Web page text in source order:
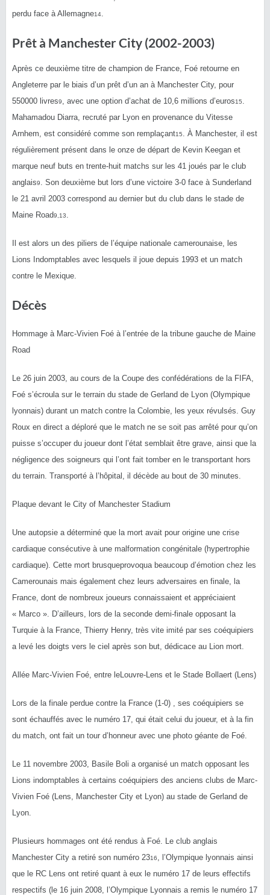
perdu face à Allemagne14
Prêt à Manchester City (2002-2003)
Après ce deuxième titre de champion de France, Foé retourne en
Angleterre par le biais d’un prêt d’un an à Manchester City, pour
550000 livres9 , avec une option d’achat de 10,6 millions d’euros15
Mahamadou Diarra, recruté par Lyon en provenance du Vitesse
Arnhem, est considéré comme son remplaçant15
. À Manchester, il est
régulièrement présent dans le onze de départ de Kevin Keegan et
marque neuf buts en trente-huit matchs sur les 41 joués par le club
anglais9
. Son deuxième but lors d’une victoire 3-0 face à Sunderland
le 21 avril 2003 correspond au dernier but du club dans le stade de
Maine Road9 13
Il est alors un des piliers de l’équipe nationale camerounaise, les
Lions Indomptables avec lesquels il joue depuis 1993 et un match
contre le Mexique.
Décès
Hommage à Marc-Vivien Foé à l’entrée de la tribune gauche de Maine
Road
Le 26 juin 2003 , au cours de la Coupe des confédérations de la FIFA,
Foé s’écroula sur le terrain du stade de Gerland de Lyon (Olympique
lyonnais) durant un match contre la Colombie, les yeux révulsés. Guy
Roux en direct a déploré que le match ne se soit pas arrêté pour qu’on
puisse s’occuper du joueur dont l’état semblait être grave, ainsi que la
négligence des soigneurs qui l’ont fait tomber en le transportant hors
du terrain. Transporté à l’hôpital, il décède au bout de 30 minutes.
Plaque devant le City of Manchester Stadium
Une autopsie a déterminé que la mort avait pour origine une crise
cardiaque consécutive à une malformation congénitale (hypertrophie
cardiaque). Cette mort brusqueprovoqua beaucoup d’émotion chez les
Camerounais mais également chez leurs adversaires en finale, la
France, dont de nombreux joueurs connaissaient et appréciaient
« Marco ». D’ailleurs, lors de la seconde demi-finale opposant la
Turquie à la France, Thierry Henry, très vite imité par ses coéquipiers
a levé les doigts vers le ciel après son but, dédicace au Lion mort.
Allée Marc-Vivien Foé, entre leLouvre-Lens et le Stade Bollaert (Lens)
Lors de la finale perdue contre la France (1-0) , ses coéquipiers se
sont échauffés avec le numéro 17, qui était celui du joueur, et à la fin
du match, ont fait un tour d’honneur avec une photo géante de Foé.
Le 11 novembre 2003, Basile Boli a organisé un match opposant les
Lions indomptables à certains coéquipiers des anciens clubs de Marc-
Vivien Foé (Lens, Manchester City et Lyon) au stade de Gerland de
Lyon.
Plusieurs hommages ont été rendus à Foé. Le club anglais
Manchester City a retiré son numéro 2316
, l’Olympique lyonnais ainsi
que le RC Lens ont retiré quant à eux le numéro 17 de leurs effectifs
respectifs (le 16 juin 2008, l’Olympique Lyonnais a remis le numéro 17